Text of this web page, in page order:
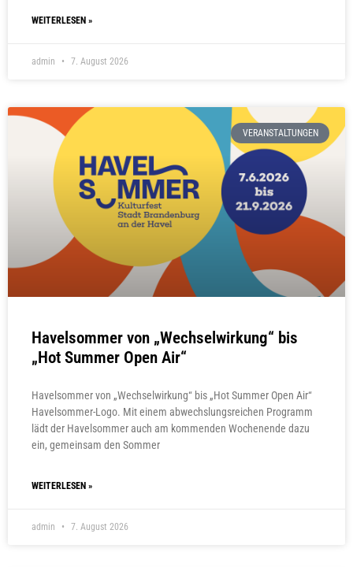
WEITERLESEN »
admin 7. August 2026
VERANSTALTUNGEN
Havelsommer von „Wechselwirkung“ bis
„Hot Summer Open Air“
Havelsommer von „Wechselwirkung“ bis „Hot Summer Open Air“
Havelsommer-Logo. Mit einem abwechslungsreichen Programm
lädt der Havelsommer auch am kommenden Wochenende dazu
ein, gemeinsam den Sommer
WEITERLESEN »
admin 7. August 2026